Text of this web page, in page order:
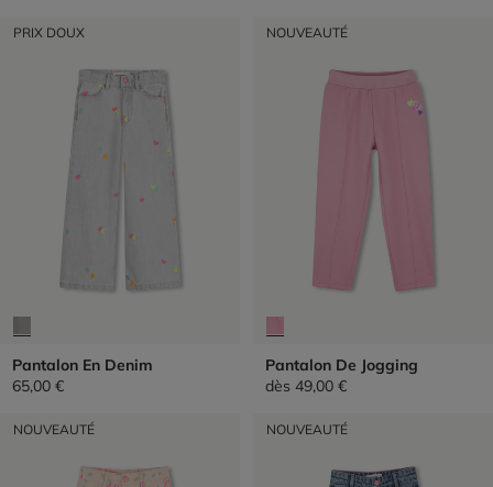
PRIX DOUX
Pantalon En Denim
65,00 €
NOUVEAUTÉ
Pantalon De Jogging
dès 49,00 €
NOUVEAUTÉ NOUVEAUTÉ